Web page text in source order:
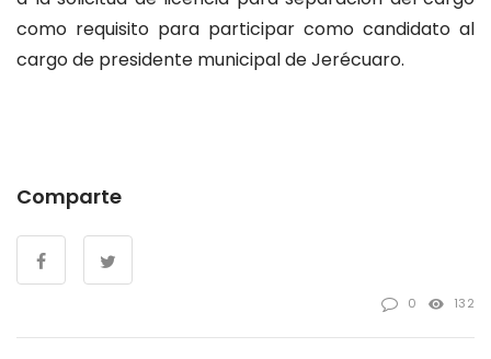
como requisito para participar como candidato al
cargo de presidente municipal de Jerécuaro.
Comparte
0 132